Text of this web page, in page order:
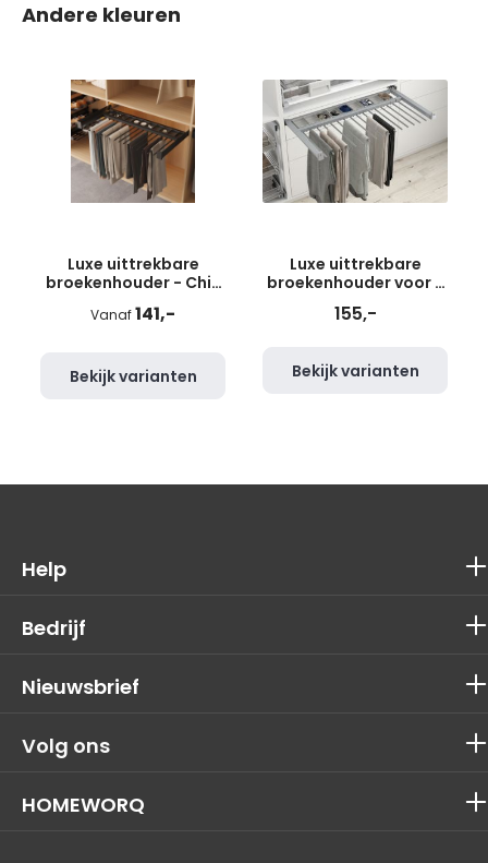
Andere kleuren
Luxe uittrekbare
broekenhouder - Chic
line - 490 mm diep -
500-600 mm
Vanaf141,-
Bekijk varianten
Luxe uittrekbare
broekenhouder voor 8
broeken - zilvergrijs
155,-
Bekijk varianten
Volg ons
HOMEWORQ
Nieuwsbrief
Help
Bedrijf